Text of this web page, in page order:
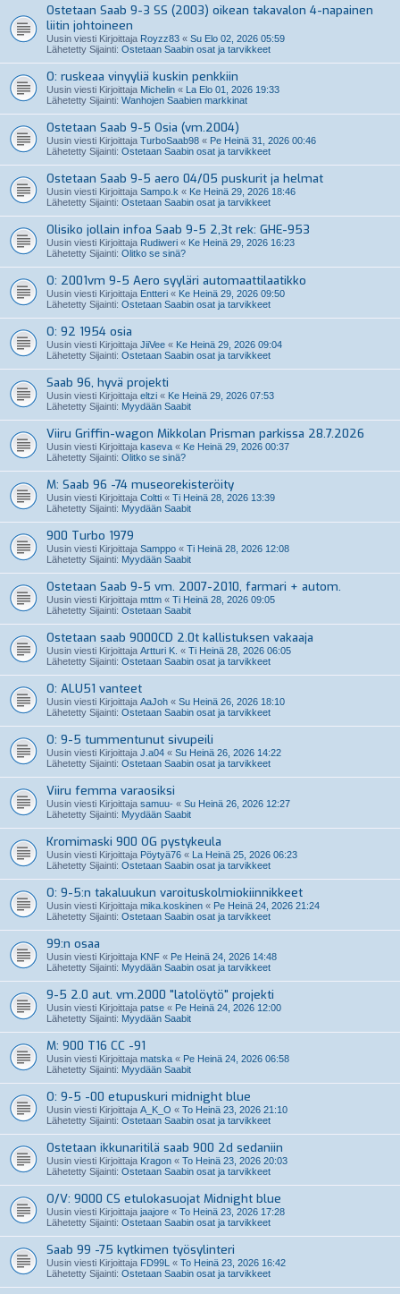
Ostetaan Saab 9-3 SS (2003) oikean takavalon 4-napainen
liitin johtoineen
Uusin viesti Kirjoittaja Royzz83 « Su Elo 02, 2026 05:59
Lähetetty Sijainti: Ostetaan Saabin osat ja tarvikkeet
O: ruskeaa vinyyliä kuskin penkkiin
Uusin viesti Kirjoittaja Michelin « La Elo 01, 2026 19:33
Lähetetty Sijainti: Wanhojen Saabien markkinat
Ostetaan Saab 9-5 Osia (vm.2004)
Uusin viesti Kirjoittaja TurboSaab98 « Pe Heinä 31, 2026 00:46
Lähetetty Sijainti: Ostetaan Saabin osat ja tarvikkeet
Ostetaan Saab 9-5 aero 04/05 puskurit ja helmat
Uusin viesti Kirjoittaja Sampo.k « Ke Heinä 29, 2026 18:46
Lähetetty Sijainti: Ostetaan Saabin osat ja tarvikkeet
Olisiko jollain infoa Saab 9-5 2,3t rek: GHE-953
Uusin viesti Kirjoittaja Rudiweri « Ke Heinä 29, 2026 16:23
Lähetetty Sijainti: Olitko se sinä?
O: 2001vm 9-5 Aero syyläri automaattilaatikko
Uusin viesti Kirjoittaja Entteri « Ke Heinä 29, 2026 09:50
Lähetetty Sijainti: Ostetaan Saabin osat ja tarvikkeet
O: 92 1954 osia
Uusin viesti Kirjoittaja JiiVee « Ke Heinä 29, 2026 09:04
Lähetetty Sijainti: Ostetaan Saabin osat ja tarvikkeet
Saab 96, hyvä projekti
Uusin viesti Kirjoittaja eltzi « Ke Heinä 29, 2026 07:53
Lähetetty Sijainti: Myydään Saabit
Viiru Griffin-wagon Mikkolan Prisman parkissa 28.7.2026
Uusin viesti Kirjoittaja kaseva « Ke Heinä 29, 2026 00:37
Lähetetty Sijainti: Olitko se sinä?
M: Saab 96 -74 museorekisteröity
Uusin viesti Kirjoittaja Coltti « Ti Heinä 28, 2026 13:39
Lähetetty Sijainti: Myydään Saabit
900 Turbo 1979
Uusin viesti Kirjoittaja Samppo « Ti Heinä 28, 2026 12:08
Lähetetty Sijainti: Myydään Saabit
Ostetaan Saab 9-5 vm. 2007-2010, farmari + autom.
Uusin viesti Kirjoittaja mttm « Ti Heinä 28, 2026 09:05
Lähetetty Sijainti: Ostetaan Saabit
Ostetaan saab 9000CD 2.0t kallistuksen vakaaja
Uusin viesti Kirjoittaja Artturi K. « Ti Heinä 28, 2026 06:05
Lähetetty Sijainti: Ostetaan Saabin osat ja tarvikkeet
O: ALU51 vanteet
Uusin viesti Kirjoittaja AaJoh « Su Heinä 26, 2026 18:10
Lähetetty Sijainti: Ostetaan Saabin osat ja tarvikkeet
O: 9-5 tummentunut sivupeili
Uusin viesti Kirjoittaja J.a04 « Su Heinä 26, 2026 14:22
Lähetetty Sijainti: Ostetaan Saabin osat ja tarvikkeet
Viiru femma varaosiksi
Uusin viesti Kirjoittaja samuu- « Su Heinä 26, 2026 12:27
Lähetetty Sijainti: Myydään Saabit
Kromimaski 900 OG pystykeula
Uusin viesti Kirjoittaja Pöytyä76 « La Heinä 25, 2026 06:23
Lähetetty Sijainti: Ostetaan Saabin osat ja tarvikkeet
O: 9-5:n takaluukun varoituskolmiokiinnikkeet
Uusin viesti Kirjoittaja mika.koskinen « Pe Heinä 24, 2026 21:24
Lähetetty Sijainti: Ostetaan Saabin osat ja tarvikkeet
99:n osaa
Uusin viesti Kirjoittaja KNF « Pe Heinä 24, 2026 14:48
Lähetetty Sijainti: Myydään Saabin osat ja tarvikkeet
9-5 2.0 aut. vm.2000 "latolöytö" projekti
Uusin viesti Kirjoittaja patse « Pe Heinä 24, 2026 12:00
Lähetetty Sijainti: Myydään Saabit
M: 900 T16 CC -91
Uusin viesti Kirjoittaja matska « Pe Heinä 24, 2026 06:58
Lähetetty Sijainti: Myydään Saabit
O: 9-5 -00 etupuskuri midnight blue
Uusin viesti Kirjoittaja A_K_O « To Heinä 23, 2026 21:10
Lähetetty Sijainti: Ostetaan Saabin osat ja tarvikkeet
Ostetaan ikkunaritilä saab 900 2d sedaniin
Uusin viesti Kirjoittaja Kragon « To Heinä 23, 2026 20:03
Lähetetty Sijainti: Ostetaan Saabin osat ja tarvikkeet
O/V: 9000 CS etulokasuojat Midnight blue
Uusin viesti Kirjoittaja jaajore « To Heinä 23, 2026 17:28
Lähetetty Sijainti: Ostetaan Saabin osat ja tarvikkeet
Saab 99 -75 kytkimen työsylinteri
Uusin viesti Kirjoittaja FD99L « To Heinä 23, 2026 16:42
Lähetetty Sijainti: Ostetaan Saabin osat ja tarvikkeet